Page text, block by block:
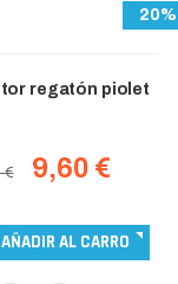
20%
regatón piolet
€ 9,60 €